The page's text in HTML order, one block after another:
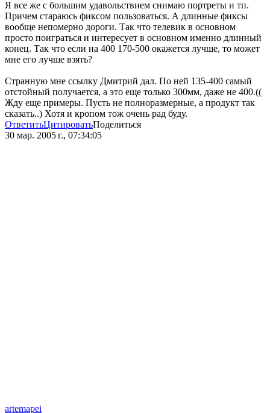
Я все же с большим удавольствием снимаю портреты и тп.
Причем стараюсь фиксом пользоваться. А длинные фиксы
вообще непомерно дороги. Так что телевик в основном
просто поиграться и интересует в основном именно длинный
конец. Так что если на 400 170-500 окажется лучше, то может
мне его лучше взять?
Странную мне ссылку Дмитрий дал. По ней 135-400 самый
отстойный получается, а это еще только 300мм, даже не 400.((
Жду еще примеры. Пусть не полноразмерные, а продукт так
сказать..) Хотя и кропом тож очень рад буду.
ОтветитьЦитироватьПоделиться
30 мар. 2005 г., 07:34:05
artemapei